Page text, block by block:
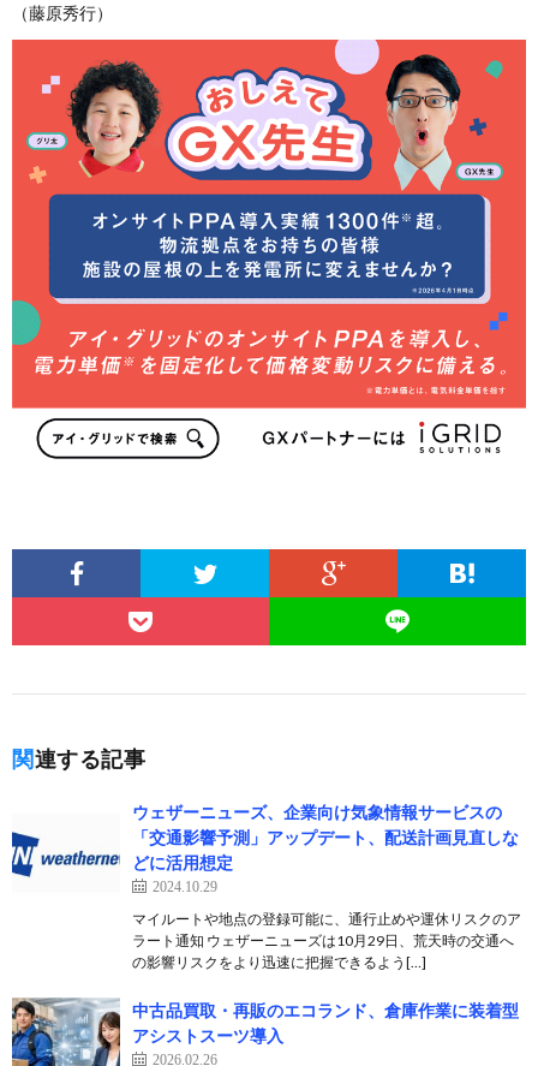
（藤原秀行）
関連する記事
ウェザーニューズ、企業向け気象情報サービスの
「交通影響予測」アップデート、配送計画見直しな
どに活用想定
2024.10.29
マイルートや地点の登録可能に、通行止めや運休リスクのア
ラート通知 ウェザーニューズは10月29日、荒天時の交通へ
の影響リスクをより迅速に把握できるよう[…]
中古品買取・再販のエコランド、倉庫作業に装着型
アシストスーツ導入
2026.02.26